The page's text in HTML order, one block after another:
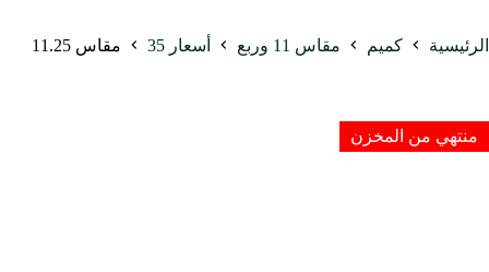
الرئيسية كميم مقاس 11 وربع أسعار 35 مقاس 11.25
منتهي من المخزن